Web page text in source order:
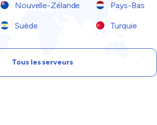
Nouvelle-Zélande Pays-Bas
Suède Turquie
Tous les serveurs